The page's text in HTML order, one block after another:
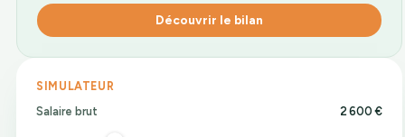
Découvrir le bilan
SIMULATEUR
Salaire brut
2 600 €